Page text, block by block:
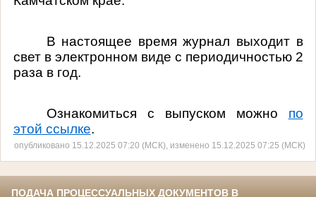
В настоящее время журнал выходит в
свет в электронном виде с периодичностью 2
раза в год.
Ознакомиться с выпуском можно по
этой ссылке.
опубликовано 15.12.2025 07:20 (МСК), изменено 15.12.2025 07:25 (МСК)
ПОДАЧА ПРОЦЕССУАЛЬНЫХ ДОКУМЕНТОВ В